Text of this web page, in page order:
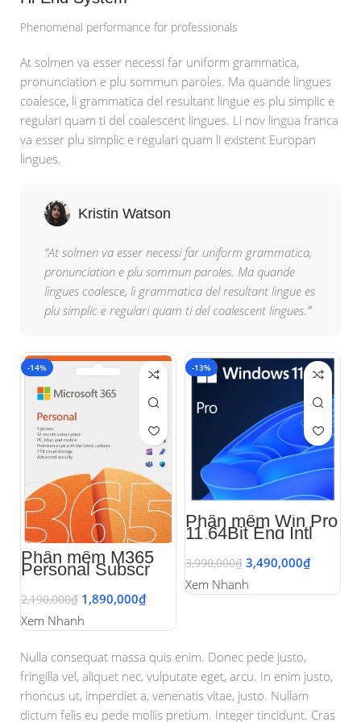
-14%
Phần mềm M365
Personal Subscr
PK Lic 1YR Online
APAC EM ESD
EP2-32313 l Key
điện tử
2,190,000₫ 1,890,000₫
Xem Nhanh
-13%
Phần mềm Win Pro
11 64Bit Eng Intl
1pk DSP OEI DVD
3,990,000₫ 3,490,000₫
Xem Nhanh
Phenomenal performance for professionals
At solmen va esser necessi far uniform grammatica,
pronunciation e plu sommun paroles. Ma quande lingues
coalesce, li grammatica del resultant lingue es plu simplic e
regulari quam ti del coalescent lingues. Li nov lingua franca
va esser plu simplic e regulari quam li existent Europan
lingues.
Kristin Watson
“At solmen va esser necessi far uniform grammatica,
pronunciation e plu sommun paroles. Ma quande
lingues coalesce, li grammatica del resultant lingue es
plu simplic e regulari quam ti del coalescent lingues.”
Nulla consequat massa quis enim. Donec pede justo,
fringilla vel, aliquet nec, vulputate eget, arcu. In enim justo,
rhoncus ut, imperdiet a, venenatis vitae, justo. Nullam
dictum felis eu pede mollis pretium. Integer tincidunt. Cras